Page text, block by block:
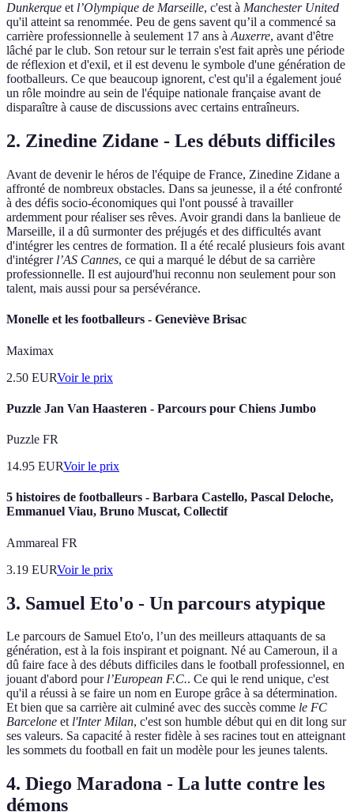
Dunkerque et l’Olympique de Marseille, c'est à Manchester United
qu'il atteint sa renommée. Peu de gens savent qu’il a commencé sa
carrière professionnelle à seulement 17 ans à Auxerre, avant d'être
lâché par le club. Son retour sur le terrain s'est fait après une période
de réflexion et d'exil, et il est devenu le symbole d'une génération de
footballeurs. Ce que beaucoup ignorent, c'est qu'il a également joué
un rôle moindre au sein de l'équipe nationale française avant de
disparaître à cause de discussions avec certains entraîneurs.
2. Zinedine Zidane - Les débuts difficiles
Avant de devenir le héros de l'équipe de France, Zinedine Zidane a
affronté de nombreux obstacles. Dans sa jeunesse, il a été confronté
à des défis socio-économiques qui l'ont poussé à travailler
ardemment pour réaliser ses rêves. Avoir grandi dans la banlieue de
Marseille, il a dû surmonter des préjugés et des difficultés avant
d'intégrer les centres de formation. Il a été recalé plusieurs fois avant
d'intégrer l’AS Cannes, ce qui a marqué le début de sa carrière
professionnelle. Il est aujourd'hui reconnu non seulement pour son
talent, mais aussi pour sa persévérance.
Monelle et les footballeurs - Geneviève Brisac
Maximax
2.50 EURVoir le prix
Puzzle Jan Van Haasteren - Parcours pour Chiens Jumbo
Puzzle FR
14.95 EURVoir le prix
5 histoires de footballeurs - Barbara Castello, Pascal Deloche,
Emmanuel Viau, Bruno Muscat, Collectif
Ammareal FR
3.19 EURVoir le prix
3. Samuel Eto'o - Un parcours atypique
Le parcours de Samuel Eto'o, l’un des meilleurs attaquants de sa
génération, est à la fois inspirant et poignant. Né au Cameroun, il a
dû faire face à des débuts difficiles dans le football professionnel, en
jouant d'abord pour l’European F.C.. Ce qui le rend unique, c'est
qu'il a réussi à se faire un nom en Europe grâce à sa détermination.
Et bien que sa carrière ait culminé avec des succès comme le FC
Barcelone et l'Inter Milan, c'est son humble début qui en dit long sur
ses valeurs. Sa capacité à rester fidèle à ses racines tout en atteignant
les sommets du football en fait un modèle pour les jeunes talents.
4. Diego Maradona - La lutte contre les
démons